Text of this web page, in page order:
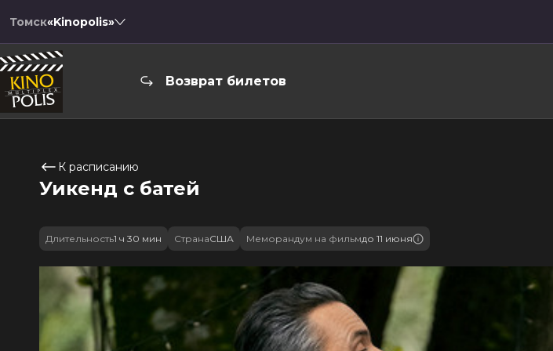
Томск«Kinopolis»
Возврат билетов
К расписанию
Уикенд с батей
Длительность1 ч 30 мин СтранаСША Меморандум на фильмдо 11 июня